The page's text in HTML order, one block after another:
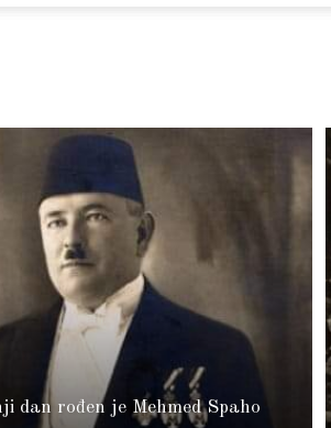
dan rođen je Mehmed Spaho